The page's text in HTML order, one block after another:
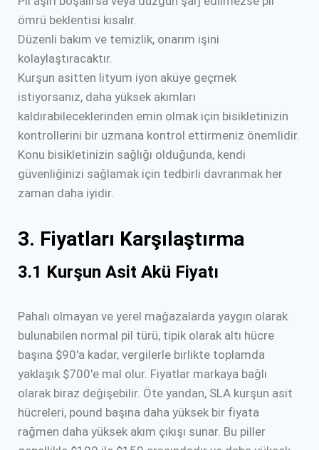
ömrü beklentisi kısalır.
Düzenli bakım ve temizlik, onarım işini
kolaylaştıracaktır.
Kurşun asitten lityum iyon aküye geçmek
istiyorsanız, daha yüksek akımları
kaldırabileceklerinden emin olmak için bisikletinizin
kontrollerini bir uzmana kontrol ettirmeniz önemlidir.
Konu bisikletinizin sağlığı olduğunda, kendi
güvenliğinizi sağlamak için tedbirli davranmak her
zaman daha iyidir.
3. Fiyatları Karşılaştırma
3.1 Kurşun Asit Akü Fiyatı
Pahalı olmayan ve yerel mağazalarda yaygın olarak
bulunabilen normal pil türü, tipik olarak altı hücre
başına $90'a kadar, vergilerle birlikte toplamda
yaklaşık $700'e mal olur. Fiyatlar markaya bağlı
olarak biraz değişebilir. Öte yandan, SLA kurşun asit
hücreleri, pound başına daha yüksek bir fiyata
rağmen daha yüksek akım çıkışı sunar. Bu piller